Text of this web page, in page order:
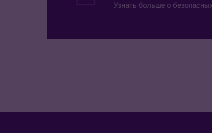
Узнать больше о